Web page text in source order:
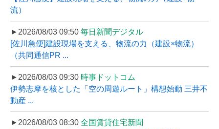
流）
►2026/08/03 09:50 毎日新聞デジタル
[佐川急便]建設現場を支える、物流の力（建設×物流）
（共同通信PR ...
►2026/08/03 09:30 時事ドットコム
伊勢志摩を核とした「空の周遊ルート」構想始動 三井不
動産 ...
►2026/08/03 08:30 全国賃貸住宅新聞